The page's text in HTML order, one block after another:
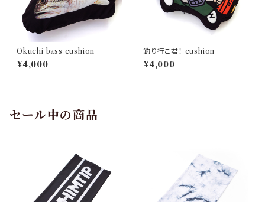
Okuchi bass cushion
¥4,000
釣り行こ君！ cushion
¥4,000
セール中の商品